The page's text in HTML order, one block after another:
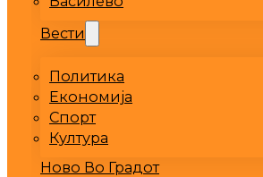
Вести
Политика
Економија
Спорт
Култура
Ново Во Градот